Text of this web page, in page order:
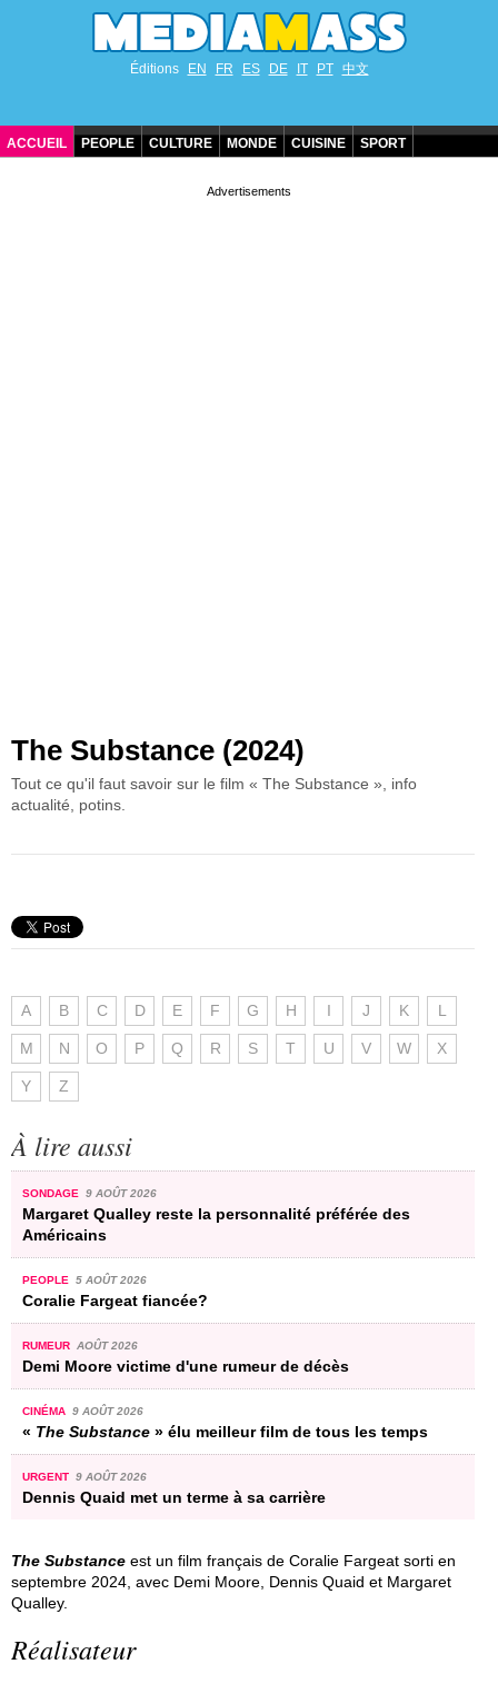
Éditions EN FR ES DE IT PT 中文
ACCUEIL PEOPLE CULTURE MONDE CUISINE SPORT
The Substance (2024)
Tout ce qu'il faut savoir sur le film « The Substance », info
actualité, potins.
A B C D E F G H I J K L
M N O P Q R S T U V W X
Y Z
À lire aussi
SONDAGE 9 AOÛT 2026
Margaret Qualley reste la personnalité préférée des
Américains
PEOPLE 5 AOÛT 2026
Coralie Fargeat fiancée?
RUMEUR AOÛT 2026
Demi Moore victime d'une rumeur de décès
CINÉMA 9 AOÛT 2026
« The Substance » élu meilleur film de tous les temps
URGENT 9 AOÛT 2026
Dennis Quaid met un terme à sa carrière
The Substance est un film français de Coralie Fargeat sorti en
septembre 2024, avec Demi Moore, Dennis Quaid et Margaret
Qualley.
Réalisateur